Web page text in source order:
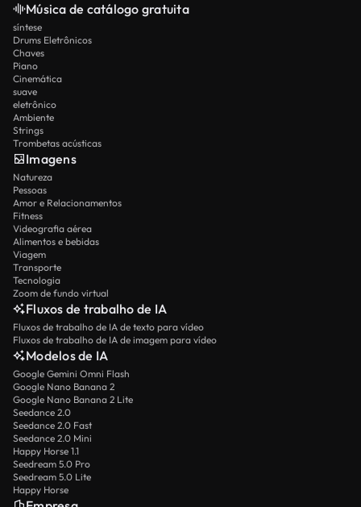
Música de catálogo gratuita
síntese
Drums Eletrônicos
Chaves
Piano
Cinemática
suave
eletrônico
Ambiente
Strings
Trombetas acústicas
Imagens
Natureza
Pessoas
Amor e Relacionamentos
Fitness
Videografia aérea
Alimentos e bebidas
Viagem
Transporte
Tecnologia
Zoom de fundo virtual
Fluxos de trabalho de IA
Fluxos de trabalho de IA de texto para vídeo
Fluxos de trabalho de IA de imagem para vídeo
Modelos de IA
Google Gemini Omni Flash
Google Nano Banana 2
Google Nano Banana 2 Lite
Seedance 2.0
Seedance 2.0 Fast
Seedance 2.0 Mini
Happy Horse 1.1
Seedream 5.0 Pro
Seedream 5.0 Lite
Happy Horse